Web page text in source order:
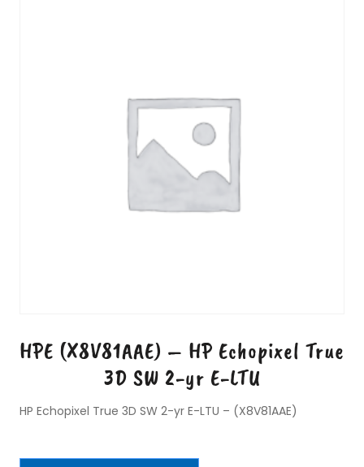
HPE (X8V81AAE) – HP Echopixel True
3D SW 2-yr E-LTU
HP Echopixel True 3D SW 2-yr E-LTU – (X8V81AAE)